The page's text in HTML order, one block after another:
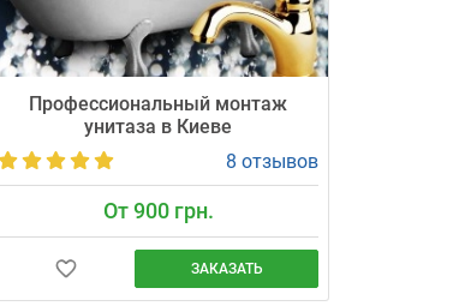
Профессиональный монтаж
унитаза в Киеве
8 отзывов
От 900 грн.
ЗАКАЗАТЬ